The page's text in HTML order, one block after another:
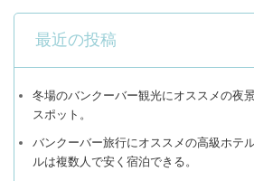
最近の投稿
冬場のバンクーバー観光にオススメの夜
スポット。
バンクーバー旅行にオススメの高級ホテ
ルは複数人で安く宿泊できる。